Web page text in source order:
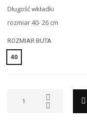
Długość wkładki
rozmiar 40- 26 cm
ROZMIAR BUTA
40